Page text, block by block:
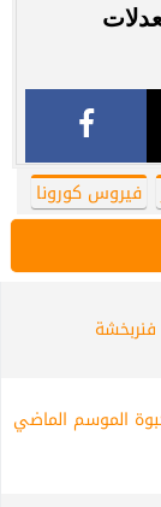
فيروس كورونا
الموسم الماضي